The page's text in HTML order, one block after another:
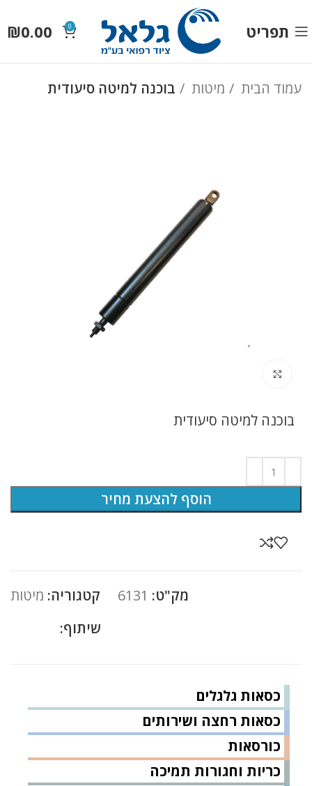
תפריט 0
₪0.00
עמוד הבית מיטות בוכנה למיטה סיעודית
כסאות גלגלים
כסאות רחצה ושירותים
כורסאות
כריות וחגורות תמיכה
בוכנה למיטה סיעודית
הוסף להצעת מחיר
מק"ט: 6131 קטגוריה: מיטות
שיתוף: